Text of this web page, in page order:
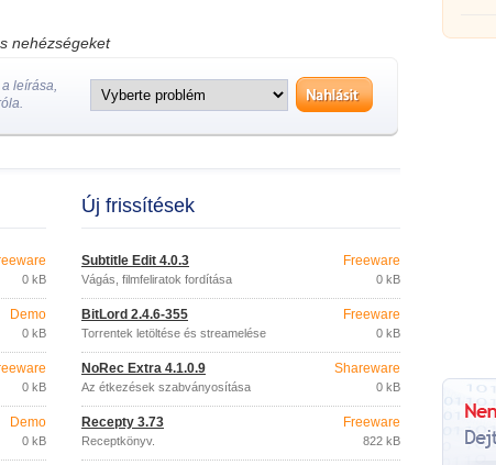
nehézségeket
leírása,
0 kB
Demo
0 kB
0 kB
Demo
0 kB
Új frissítések
Subtitle Edit 4.0.3
Vágás, filmfeliratok fordítása
Freeware
0 kB
BitLord 2.4.6-355
Torrentek letöltése és streamelése
Freeware
0 kB
NoRec Extra 4.1.0.9
Az étkezések szabványosítása
Shareware
0 kB
Recepty 3.73
Receptkönyv.
Freeware
822 kB